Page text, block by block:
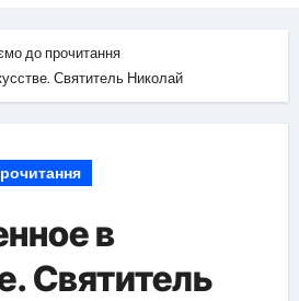
до прочитання
Святитель Николай
в
Святитель